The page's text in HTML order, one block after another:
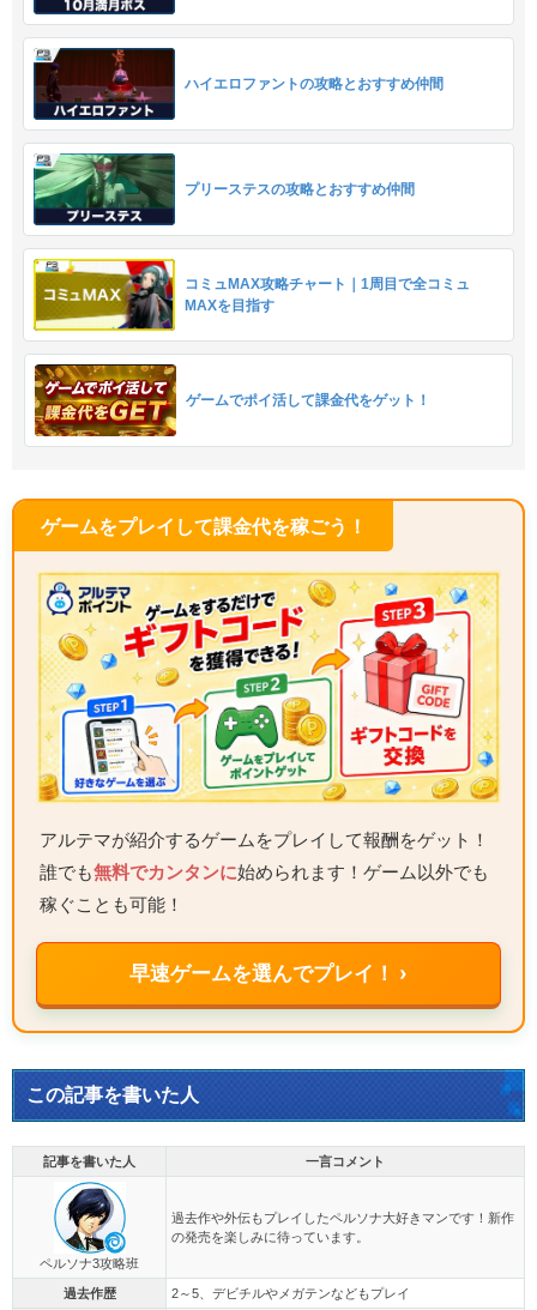
ハイエロファントの攻略とおすすめ仲間
プリーステスの攻略とおすすめ仲間
コミュMAX攻略チャート｜1周目で全コミュ
MAXを目指す
ゲームでポイ活して課金代をゲット！
ゲームをプレイして課金代を稼ごう！
アルテマが紹介するゲームをプレイして報酬をゲット！
誰でも無料でカンタンに始められます！ゲーム以外でも
稼ぐことも可能！
早速ゲームを選んでプレイ！ ›
この記事を書いた人
記事を書いた人 一言コメント
ペルソナ3攻略班
過去作や外伝もプレイしたペルソナ大好きマンです！新作
の発売を楽しみに待っています。
過去作歴 2～5、デビチルやメガテンなどもプレイ